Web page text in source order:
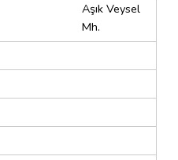
Aşık Veysel
Mh.